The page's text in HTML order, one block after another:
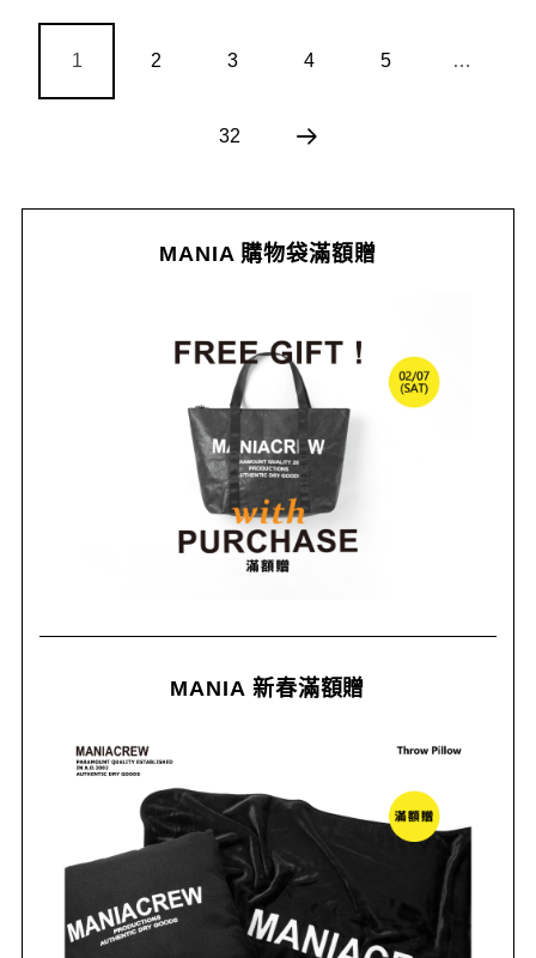
1 2 3 4 5 …
32
MANIA 購物袋滿額贈
MANIA 新春滿額贈